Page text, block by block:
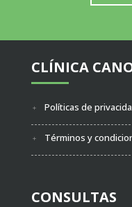
CLÍNICA
Políticas de
Términos y
CONSULTAS